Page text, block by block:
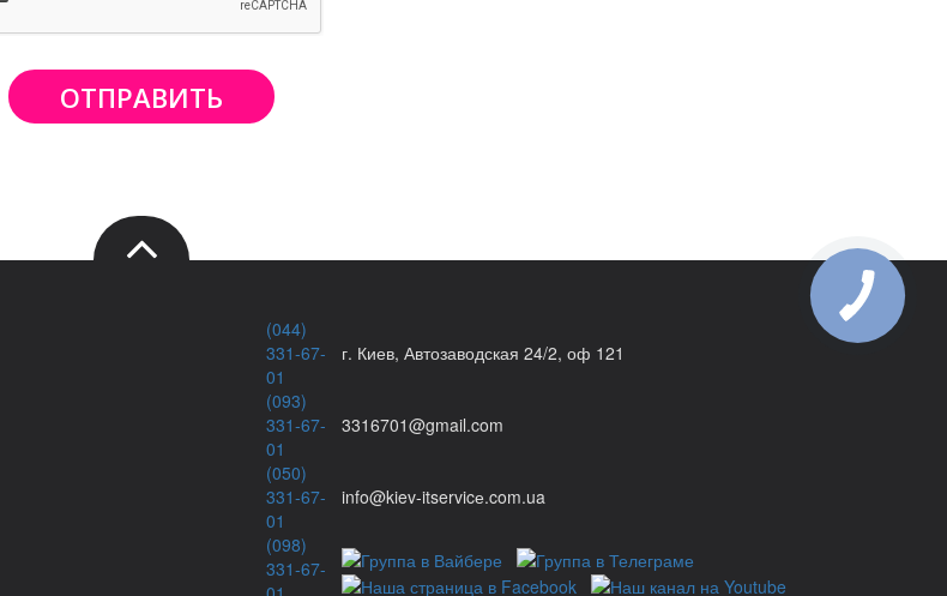
ОТПРАВИТЬ
(044)
331-67-
01
г. Киев, Автозаводская 24/2, оф 121
(093)
331-67-
01
3316701@gmail.com
(050)
331-67-
01
info@kiev-itservicе.com.ua
(098)
331-67-